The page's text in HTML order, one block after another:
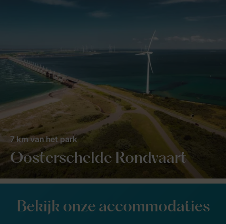
Oosterschelde Rondvaart
7 km van het park
Bekijk onze accommodaties